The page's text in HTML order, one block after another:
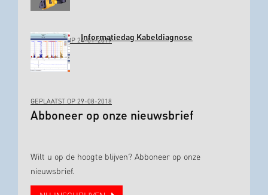
GEPLAATST OP 24-01-2019Informatiedag Kabeldiagnose
GEPLAATST OP 29-08-2018
Abboneer op onze nieuwsbrief
Wilt u op de hoogte blijven? Abboneer op onze
nieuwsbrief.